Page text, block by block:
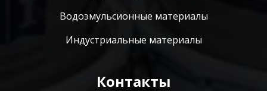
Водоэмульсионные материалы
Индустриальные материалы
Контакты